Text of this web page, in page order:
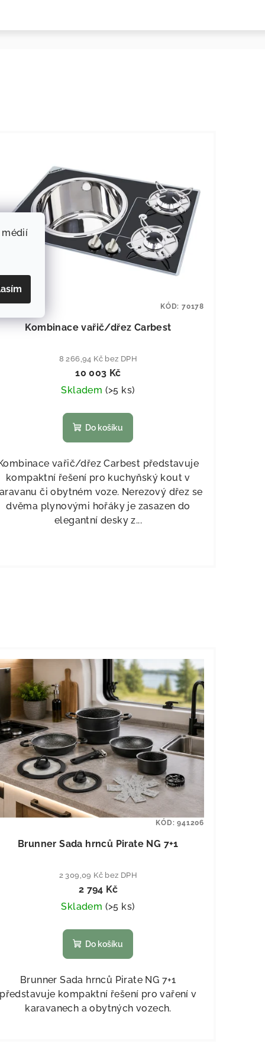
médií
Kombinace vařič/dřez Carbest
8 266,94 Kč bez DPH
10 003 Kč
Skladem (>5 ks)
Do košíku
vařič/dřez Carbest představuje
kompaktní řešení pro kuchyňský kout v
či obytném voze. Nerezový dřez se
dvěma plynovými hořáky je zasazen do
elegantní desky z...
KÓD: 70178
Brunner Sada hrnců Pirate NG 7+1
2 309,09 Kč bez DPH
2 794 Kč
Skladem (>5 ks)
Do košíku
Brunner Sada hrnců Pirate NG 7+1
představuje kompaktní řešení pro vaření v
karavanech a obytných vozech.
KÓD:941206